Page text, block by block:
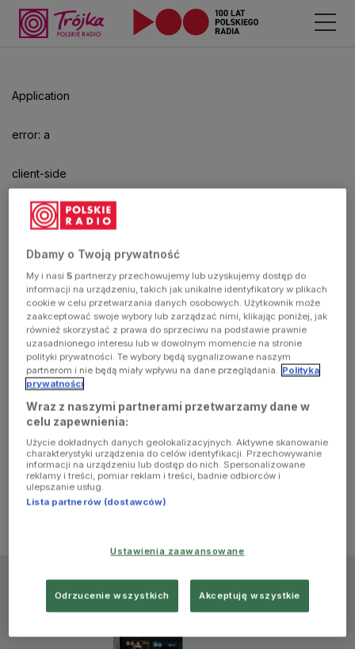
Application
error: a
client-side
exception
has
occurred
(see the
browser
console for
more
information)
aby
odtwarzać.
Dbamy o Twoją prywatność
My i nasi5 partnerzy przechowujemy lub uzyskujemy dostęp do
informacji na urządzeniu, takich jak unikalne identyfikatory w plikach
cookie w celu przetwarzania danych osobowych. Użytkownik może
zaakceptować swoje wybory lub zarządzać nimi, klikając poniżej, jak
również skorzystać z prawa do sprzeciwu na podstawie prawnie
uzasadnionego interesu lub w dowolnym momencie na stronie
polityki prywatności. Te wybory będą sygnalizowane naszym
partnerom i nie będą miały wpływu na dane przeglądania. Polityka
prywatności
Wraz z naszymi partnerami przetwarzamy dane w
celu zapewnienia:
Użycie dokładnych danych geolokalizacyjnych. Aktywne skanowanie
charakterystyki urządzenia do celów identyfikacji. Przechowywanie
informacji na urządzeniu lub dostęp do nich. Spersonalizowane
reklamy i treści, pomiar reklam i treści, badnie odbiorców i
ulepszanie usług.
Lista partnerów (dostawców)
Ustawienia zaawansowane
Odrzucenie wszystkich Akceptuję wszystkie